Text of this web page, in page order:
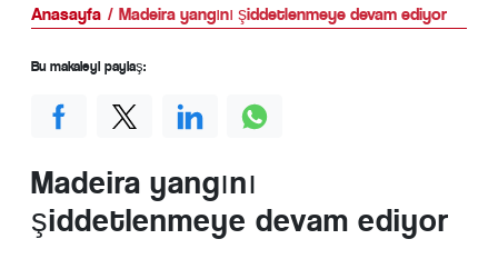
Anasayfa Madeira yangını şiddetlenmeye devam ediyor
Madeira yangını
şiddetlenmeye devam ediyor
Bu makaleyi paylaş: